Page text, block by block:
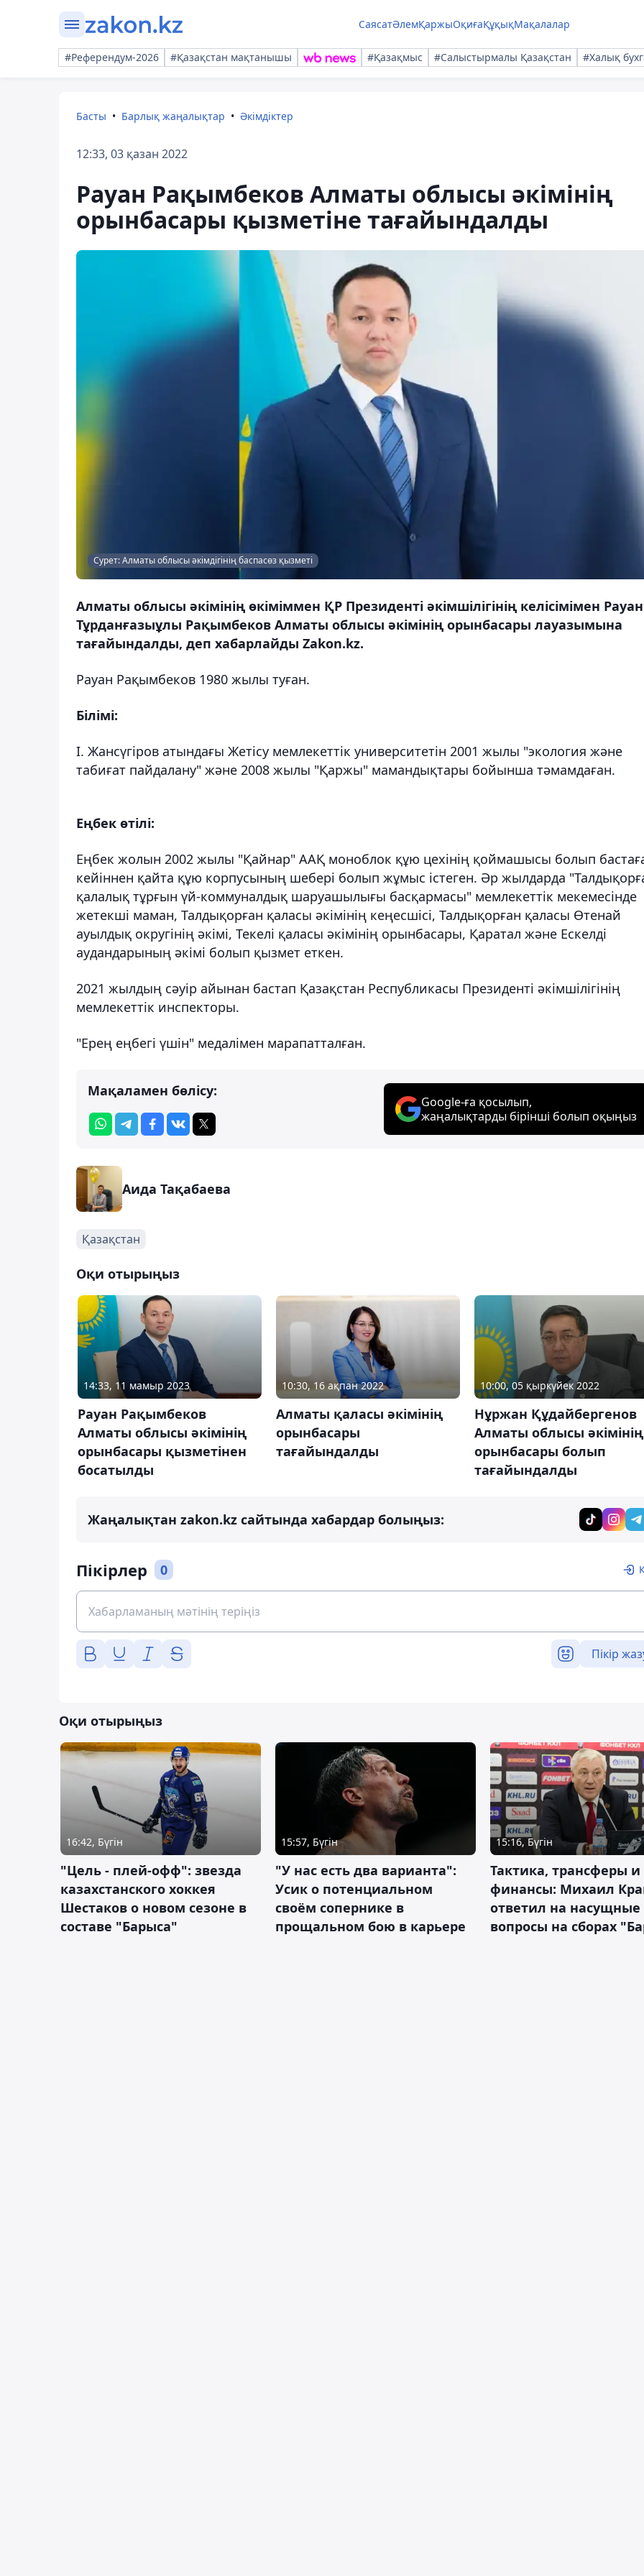
СаясатӘлемҚаржыОқиғаҚұқықМақалалар
#Референдум-2026 #Қазақстан мақтанышы #Қазақмыс #Салыстырмалы Қазақстан #Халық
Басты Барлық жаңалықтар Әкімдіктер
12:33, 03 қазан 2022
Рауан Рақымбеков Алматы облысы әкімінің
орынбасары қызметіне тағайындалды
Сурет: Алматы облысы әкімдігінің баспасөз қызметі
Алматы облысы әкімінің өкіміммен ҚР Президенті әкімшілігінің келісімімен Рауан
Тұрданғазыұлы Рақымбеков Алматы облысы әкімінің орынбасары лауазымына
тағайындалды, деп хабарлайды Zakon.kz.
Рауан Рақымбеков 1980 жылы туған.
Білімі:
І. Жансүгіров атындағы Жетісу мемлекеттік университетін 2001 жылы "экология және
табиғат пайдалану" және 2008 жылы "Қаржы" мамандықтары бойынша тәмамдаған.
Еңбек өтілі:
Еңбек жолын 2002 жылы "Қайнар" ААҚ моноблок құю цехінің қоймашысы болып
кейіннен қайта құю корпусының шебері болып жұмыс істеген. Әр жылдарда
қалалық тұрғын үй-коммуналдық шаруашылығы басқармасы" мемлекеттік мекемесінде
жетекші маман, Талдықорған қаласы әкімінің кеңесшісі, Талдықорған қаласы Өтенай
ауылдық округінің әкімі, Текелі қаласы әкімінің орынбасары, Қаратал және Ескелді
аудандарының әкімі болып қызмет еткен.
2021 жылдың сәуір айынан бастап Қазақстан Республикасы Президенті әкімшілігінің
мемлекеттік инспекторы.
"Ерең еңбегі үшін" медалімен марапатталған.
Мақаламен бөлісу:
Google-ға қосылып,
жаңалықтарды бірінші болып оқыңыз
Аида Тақабаева
Қазақстан
Оқи отырыңыз
14:33, 11 мамыр 2023
Рауан Рақымбеков
Алматы облысы әкімінің
орынбасары қызметінен
босатылды
10:30, 16 ақпан 2022
Алматы қаласы әкімінің
орынбасары
тағайындалды
10:00, 05 қыркүйек 2022
Нұржан Құдайбергенов
Алматы облысы әкімінің
орынбасары болып
тағайындалды
Жаңалықтан zakon.kz сайтында хабардар болыңыз:
Пікірлер 0
Пікір
Оқи отырыңыз
16:42, Бүгін
"Цель - плей-офф": звезда
казахстанского хоккея
Шестаков о новом сезоне в
составе "Барыса"
15:57, Бүгін
"У нас есть два варианта":
Усик о потенциальном
своём сопернике в
прощальном бою в карьере
15:16, Бүгін
Тактика, трансферы и
финансы: Михаил
ответил на насущные
вопросы на сборах